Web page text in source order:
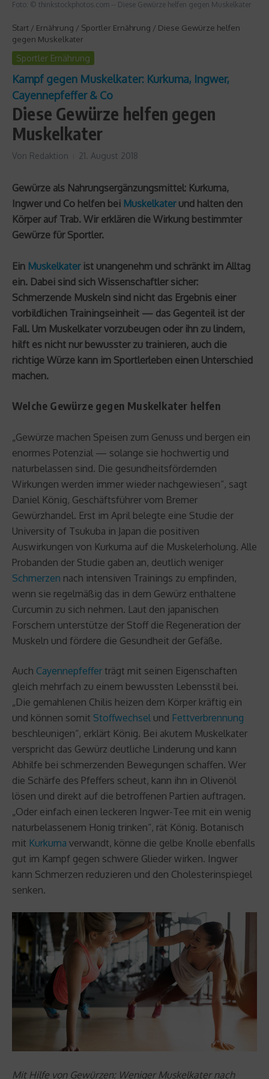
Foto: © thinkstockphotos.com -- Diese Gewürze helfen gegen Muskelkater
Start / Ernährung / Sportler Ernährung / Diese Gewürze helfen
gegen Muskelkater
Sportler Ernährung
Kampf gegen Muskelkater: Kurkuma, Ingwer,
Cayennepfeffer & Co
Diese Gewürze helfen gegen
Muskelkater
Von Redaktion 21. August 2018
Gewürze als Nahrungsergänzungsmittel: Kurkuma,
Ingwer und Co helfen bei Muskelkaterund halten den
Körper auf Trab. Wir erklären die Wirkung bestimmter
Gewürze für Sportler.
Ein Muskelkaterist unangenehm und schränkt im Alltag
ein. Dabei sind sich Wissenschaftler sicher:
Schmerzende Muskeln sind nicht das Ergebnis einer
vorbildlichen Trainingseinheit — das Gegenteil ist der
Fall. Um Muskelkater vorzubeugen oder ihn zu lindern,
hilft es nicht nur bewusster zu trainieren, auch die
richtige Würze kann im Sportlerleben einen Unterschied
machen.
Welche Gewürze gegen Muskelkater helfen
„Gewürze machen Speisen zum Genuss und bergen ein
enormes Potenzial — solange sie hochwertig und
naturbelassen sind. Die gesundheitsfördernden
Wirkungen werden immer wieder nachgewiesen“, sagt
Daniel König, Geschäftsführer vom Bremer
Gewürzhandel. Erst im April belegte eine Studie der
University of Tsukuba in Japan die positiven
Auswirkungen von Kurkuma auf die Muskelerholung. Alle
Probanden der Studie gaben an, deutlich weniger
Schmerzen nach intensiven Trainings zu empfinden,
wenn sie regelmäßig das in dem Gewürz enthaltene
Curcumin zu sich nehmen. Laut den japanischen
Forschern unterstütze der Stoff die Regeneration der
Muskeln und fördere die Gesundheit der Gefäße.
Auch Cayennepfeffer trägt mit seinen Eigenschaften
gleich mehrfach zu einem bewussten Lebensstil bei.
„Die gemahlenen Chilis heizen dem Körper kräftig ein
und können somit Stoffwechsel und Fettverbrennung
beschleunigen“, erklärt König. Bei akutem Muskelkater
verspricht das Gewürz deutliche Linderung und kann
Abhilfe bei schmerzenden Bewegungen schaffen. Wer
die Schärfe des Pfeffers scheut, kann ihn in Olivenöl
lösen und direkt auf die betroffenen Partien auftragen.
„Oder einfach einen leckeren Ingwer-Tee mit ein wenig
naturbelassenem Honig trinken“, rät König. Botanisch
mit Kurkuma verwandt, könne die gelbe Knolle ebenfalls
gut im Kampf gegen schwere Glieder wirken. Ingwer
kann Schmerzen reduzieren und den Cholesterinspiegel
senken.
Mit Hilfe von Gewürzen: Weniger Muskelkater nach